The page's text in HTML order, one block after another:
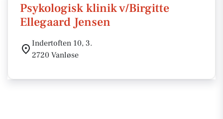
Psykologisk klinik v/Birgitte
Ellegaard Jensen
Indertoften 10, 3.
2720 Vanløse